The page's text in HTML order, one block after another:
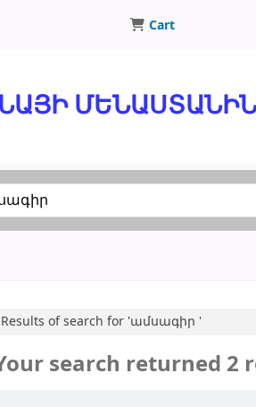
Cart
ՄԵՆԱՍՏԱՆԻՆ
the catalog
Results of search for 'ամսագիր '
search returned 2